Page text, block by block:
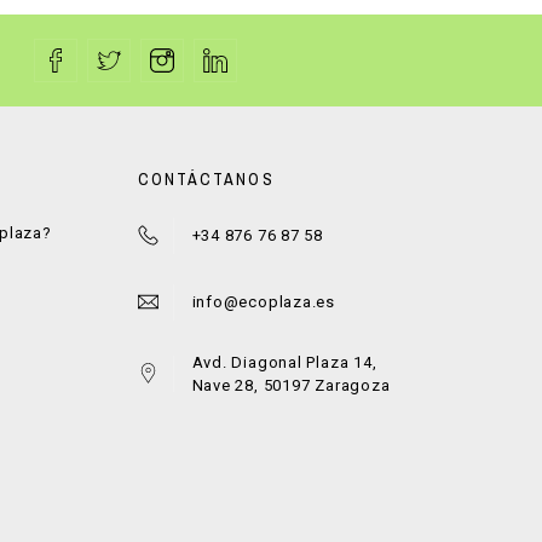
CONTÁCTANOS
+34 876 76 87 58
info@ecoplaza.es
Avd. Diagonal Plaza 14,
Nave 28, 50197 Zaragoza